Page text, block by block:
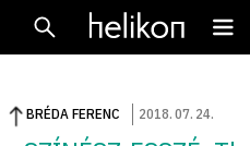
BRÉDA FERENC 2018.07. 24.